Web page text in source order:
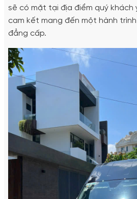
sẽ có mặt tại địa điểm quý khách
cam kết mang đến một hành
đẳng cấp.